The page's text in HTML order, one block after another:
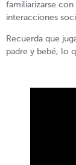
familiarizarse con
interacciones
Recuerda que
padre y bebé, lo